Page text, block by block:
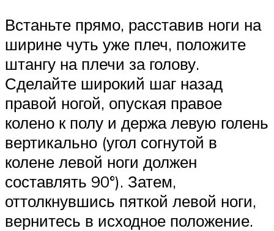
Встаньте прямо, расставив ноги на
ширине чуть уже плеч, положите
штангу на плечи за голову.
Сделайте широкий шаг назад
правой ногой, опуская правое
колено к полу и держа левую голень
вертикально (угол согнутой в
колене левой ноги должен
составлять 90°). Затем,
оттолкнувшись пяткой левой ноги,
вернитесь в исходное положение.